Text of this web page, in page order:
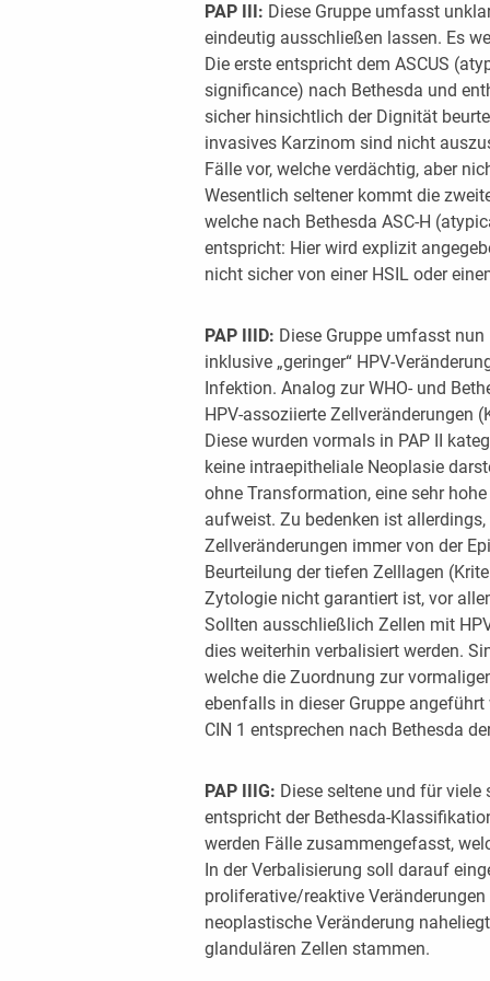
PAP III: Diese Gruppe umfasst
eindeutig ausschließen lassen. Es
Die erste entspricht dem ASCUS
significance) nach Bethesda und
sicher hinsichtlich der Dignität
invasives Karzinom sind nicht
Fälle vor, welche verdächtig, aber
Wesentlich seltener kommt die
welche nach Bethesda ASC-H
entspricht: Hier wird explizit
nicht sicher von einer HSIL oder
PAP IIID: Diese Gruppe umfasst
inklusive „geringer“ HPV-
Infektion. Analog zur WHO- und
HPV-assoziierte Zellveränderungen
Diese wurden vormals in PAP II
keine intraepitheliale Neoplasie
ohne Transformation, eine sehr
aufweist. Zu bedenken ist
Zellveränderungen immer von der
Beurteilung der tiefen Zelllagen
Zytologie nicht garantiert ist, vor
Sollten ausschließlich Zellen mit
dies weiterhin verbalisiert werden.
welche die Zuordnung zur
ebenfalls in dieser Gruppe
CIN 1 entsprechen nach Bethesda
PAP IIIG: Diese seltene und für viele
entspricht der Bethesda-
werden Fälle zusammengefasst,
In der Verbalisierung soll darauf
proliferative/reaktive
neoplastische Veränderung
glandulären Zellen stammen.